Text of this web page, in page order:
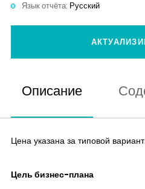
Язык отчёта: Русский
Описание
Цена указана за типовой вариант.
Цель бизнес-плана